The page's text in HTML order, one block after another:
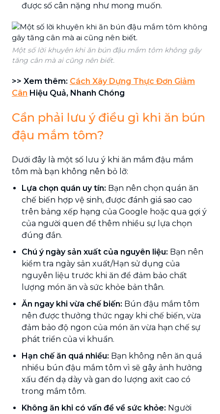
được số cân nặng như mong muốn.
Một số lời khuyên khi ăn bún đậu mắm tôm không gây
tăng cân mà ai cũng nên biết.
>> Xem thêm: Cách Xây Dựng Thực Đơn Giảm
Cân Hiệu Quả, Nhanh Chóng
Cần phải lưu ý điều gì khi ăn bún
đậu mắm tôm?
Dưới đây là một số lưu ý khi ăn mắm đậu mắm
tôm mà bạn không nên bỏ lỡ:
Lựa chọn quán uy tín: Bạn nên chọn quán ăn
chế biến hợp vệ sinh, được đánh giá sao cao
trên bảng xếp hạng của Google hoặc qua gợi ý
của người quen để thêm nhiều sự lựa chọn
đúng đắn.
Chú ý ngày sản xuất của nguyên liệu: Bạn nên
kiểm tra ngày sản xuất/Hạn sử dụng của
nguyên liệu trước khi ăn để đảm bảo chất
lượng món ăn và sức khỏe bản thân.
Ăn ngay khi vừa chế biến: Bún đậu mắm tôm
nên được thưởng thức ngay khi chế biến, vừa
đảm bảo độ ngon của món ăn vừa hạn chế sự
phát triển của vi khuẩn.
Hạn chế ăn quá nhiều: Bạn không nên ăn quá
nhiều bún đậu mắm tôm vì sẽ gây ảnh hưởng
xấu đến dạ dày và gan do lượng axit cao có
trong mắm tôm.
Không ăn khi có vấn đề về sức khỏe: Người